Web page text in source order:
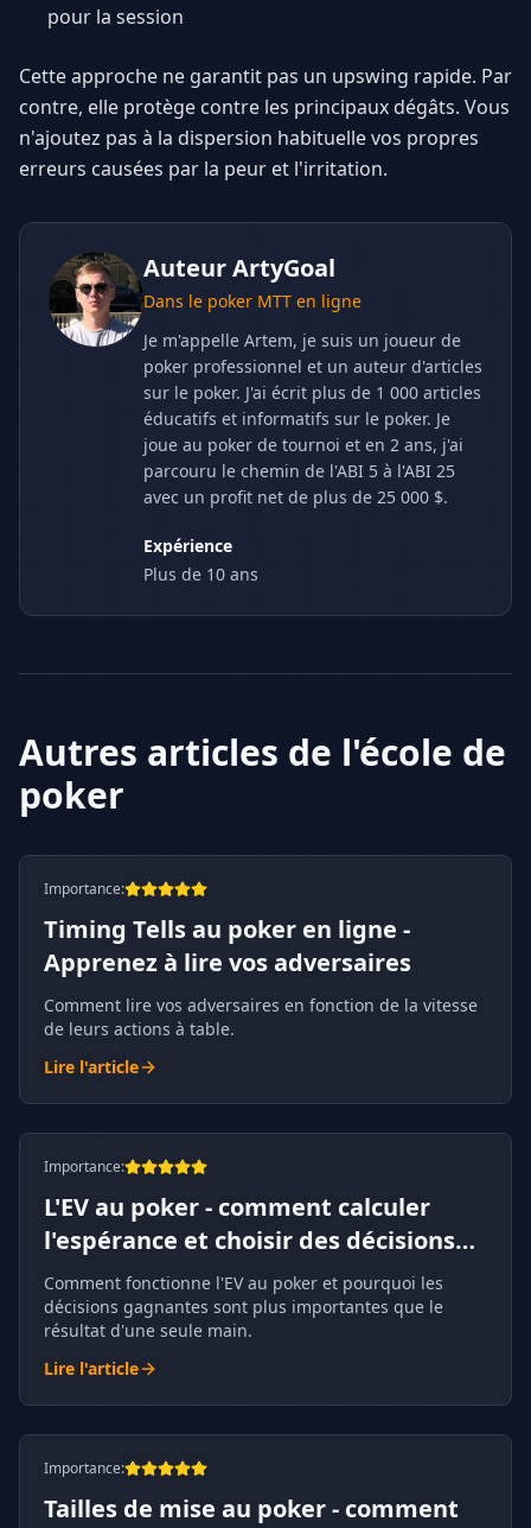
pour la session
Cette approche ne garantit pas un upswing rapide. Par
contre, elle protège contre les principaux dégâts. Vous
n'ajoutez pas à la dispersion habituelle vos propres
erreurs causées par la peur et l'irritation.
AuteurArtyGoal
Dans le poker MTT en ligne
Je m'appelle Artem, je suis un joueur de
poker professionnel et un auteur d'articles
sur le poker. J'ai écrit plus de 1 000 articles
éducatifs et informatifs sur le poker. Je
joue au poker de tournoi et en 2 ans, j'ai
parcouru le chemin de l'ABI 5 à l'ABI 25
avec un profit net de plus de 25 000 $.
Expérience
Plus de 10 ans
Autres articles de l'école de
poker
Importance:
Timing Tells au poker en ligne -
Apprenez à lire vos adversaires
Comment lire vos adversaires en fonction de la vitesse
de leurs actions à table.
Lire l'article
Importance:
L'EV au poker - comment calculer
l'espérance et choisir des décisions
rentables
Comment fonctionne l'EV au poker et pourquoi les
décisions gagnantes sont plus importantes que le
résultat d'une seule main.
Lire l'article
Importance:
Tailles de mise au poker - comment